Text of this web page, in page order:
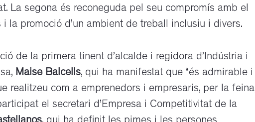
La segona és reconeguda pel seu compromís amb el
la promoció d’un ambient de treball inclusiu i divers.
de la primera tinent d’alcalde i regidora d’Indústria i
Maise Balcells, qui ha manifestat que “és admirable i
realitzeu com a emprenedors i empresaris, per la
el secretari d’Empresa i Competitivitat de la